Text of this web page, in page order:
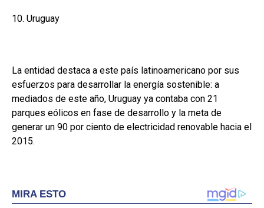
10. Uruguay
La entidad destaca a este país latinoamericano por sus
esfuerzos para desarrollar la energía sostenible: a
mediados de este año, Uruguay ya contaba con 21
parques eólicos en fase de desarrollo y la meta de
generar un 90 por ciento de electricidad renovable hacia el
2015.